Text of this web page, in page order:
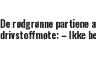
De rødgrønne partiene
drivstoffmøte: – Ikke